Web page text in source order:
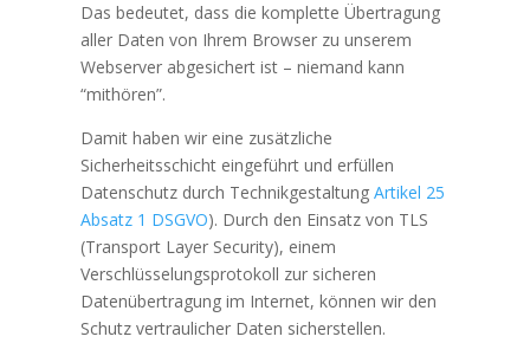
Das bedeutet, dass die komplette Übertragung
aller Daten von Ihrem Browser zu unserem
Webserver abgesichert ist – niemand kann
“mithören”.
Damit haben wir eine zusätzliche
Sicherheitsschicht eingeführt und erfüllen
Datenschutz durch Technikgestaltung Artikel 25
Absatz 1 DSGVO). Durch den Einsatz von TLS
(Transport Layer Security), einem
Verschlüsselungsprotokoll zur sicheren
Datenübertragung im Internet, können wir den
Schutz vertraulicher Daten sicherstellen.